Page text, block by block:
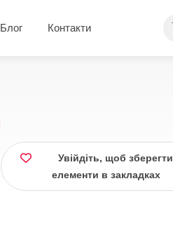
Блог Контакти
Увійдіть, щоб зберегти
елементи в закладках